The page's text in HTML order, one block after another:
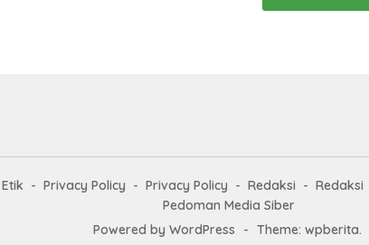
Privacy Policy Privacy Policy Redaksi Redaksi
Pedoman Media Siber
Powered by WordPress
- Theme: wpberita.